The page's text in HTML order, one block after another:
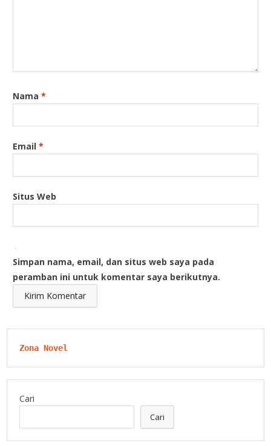
Nama*
Email*
Situs Web
Simpan nama, email, dan situs web saya pada
peramban ini untuk komentar saya berikutnya.
Zona Novel
Cari
Cari